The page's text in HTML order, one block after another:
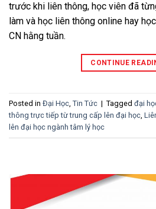
trước khi liên thông, học viên đã
làm và học liên thông online hay
CN hằng tuần.
CONTINUE
Posted in Đại Học Tin Tức | Tagged đại
thông trực tiếp từ trung cấp lên đại học
lên đại học ngành tâm lý học